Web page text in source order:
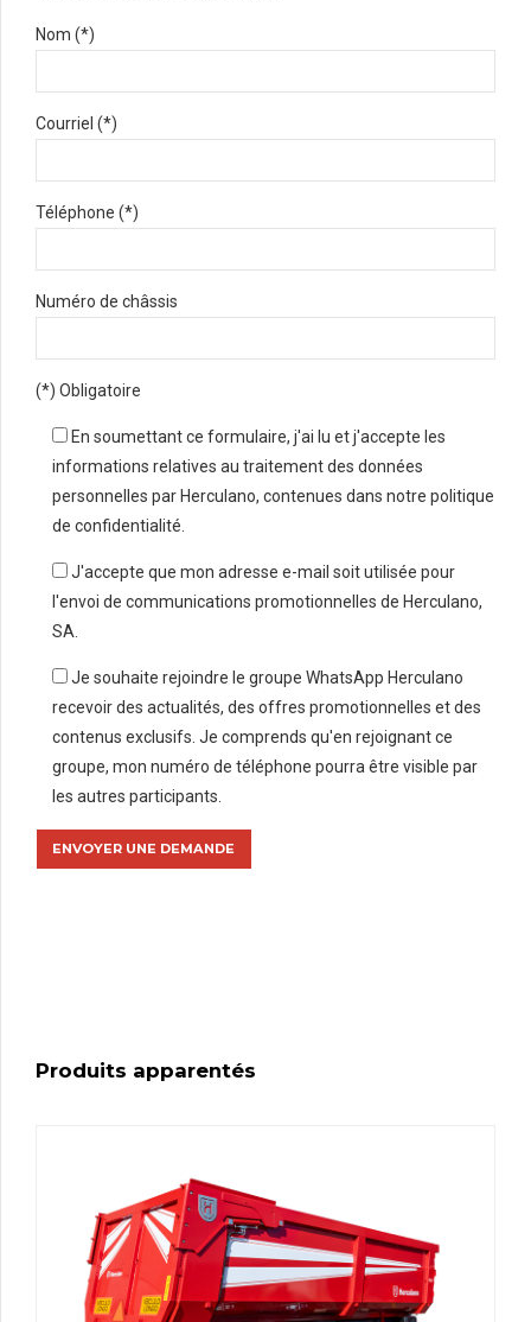
Nom (*)
Courriel (*)
Téléphone (*)
Numéro de châssis
(*) Obligatoire
En soumettant ce formulaire, j'ai lu et j'accepte les
informations relatives au traitement des données
personnelles par Herculano, contenues dans notre politique
de confidentialité.
J'accepte que mon adresse e-mail soit utilisée pour
l'envoi de communications promotionnelles de Herculano,
SA.
Je souhaite rejoindre le groupe WhatsApp Herculano
recevoir des actualités, des offres promotionnelles et des
contenus exclusifs. Je comprends qu'en rejoignant ce
groupe, mon numéro de téléphone pourra être visible par
les autres participants.
Produits apparentés